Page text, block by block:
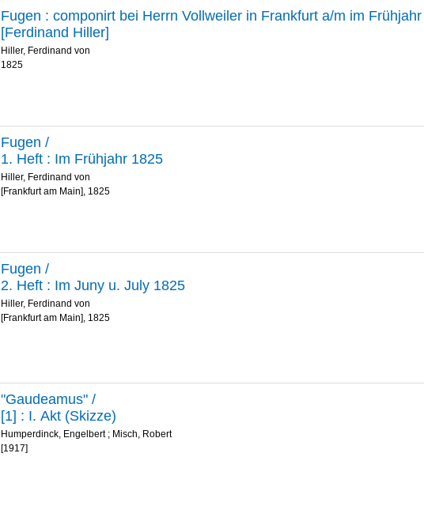
Fugen : componirt bei Herrn Vollweiler in Frankfurt a/m im
[Ferdinand Hiller]
Hiller, Ferdinand von
1825
Fugen /
1. Heft : Im Frühjahr 1825
Hiller, Ferdinand von
[Frankfurt am Main], 1825
Fugen /
2. Heft : Im Juny u. July 1825
Hiller, Ferdinand von
[Frankfurt am Main], 1825
"Gaudeamus" /
[1] : I. Akt (Skizze)
Humperdinck, Engelbert; Misch, Robert
[1917]